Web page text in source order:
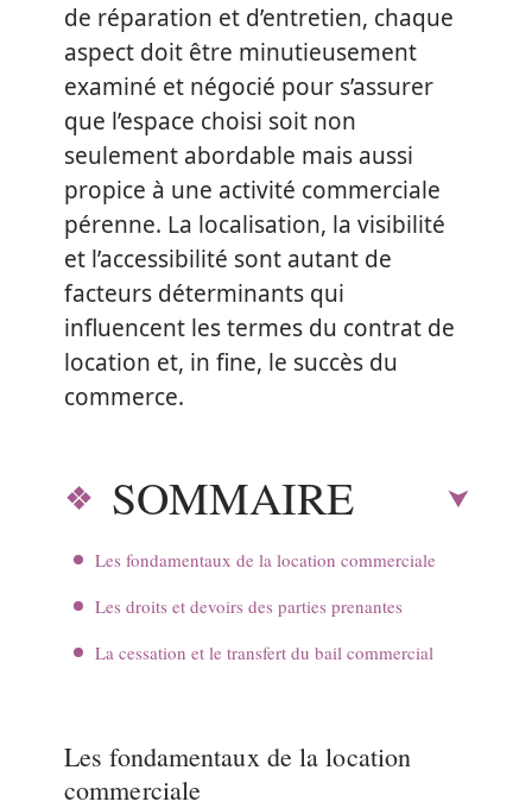
de réparation et d’entretien, chaque
aspect doit être minutieusement
examiné et négocié pour s’assurer
que l’espace choisi soit non
seulement abordable mais aussi
propice à une activité commerciale
pérenne. La localisation, la visibilité
et l’accessibilité sont autant de
facteurs déterminants qui
influencent les termes du contrat de
location et, in fine, le succès du
commerce.
SOMMAIRE
Les fondamentaux de la location commerciale
Les droits et devoirs des parties prenantes
La cessation et le transfert du bail commercial
Les fondamentaux de la location
commerciale